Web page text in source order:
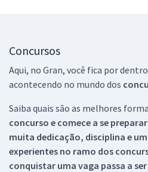
Concursos
Aqui, no Gran, você fica por
acontecendo no mundo dos
Saiba quais são as melhores
concurso e comece a se
muita dedicação, disciplina e
experientes no ramo dos
conquistar uma vaga passa a